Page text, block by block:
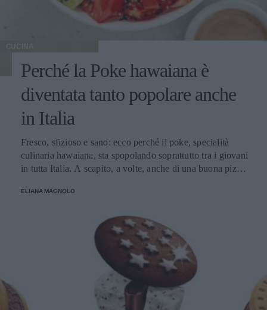
CUCINA
Perché la Poke hawaiana è
diventata tanto popolare anche
in Italia
Fresco, sfizioso e sano: ecco perché il poke, specialità
culinaria hawaiana, sta spopolando soprattutto tra i giovani
in tutta Italia. A scapito, a volte, anche di una buona pizza.
ELIANA MAGNOLO